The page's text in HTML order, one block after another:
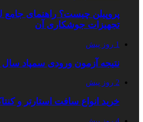
پروپیلن چیست؟ راهنمای جامع
تجهیزات جوشکاری آن
1 روز پیش
نتیجه آزمون ورودی سمپاد سال ۱۴۰۵ اعلام شد
2 روز پیش
خرید انواع سافت استارتر و